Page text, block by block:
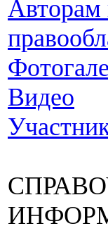
Авторам
Видео